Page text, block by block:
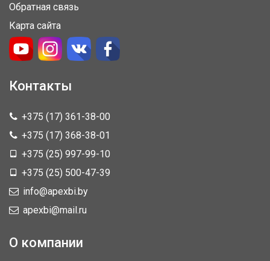
Обратная связь
Карта сайта
Контакты
+375 (17) 361-38-00
+375 (17) 368-38-01
+375 (25) 997-99-10
+375 (25) 500-47-39
info@apexbi.by
apexbi@mail.ru
О компании